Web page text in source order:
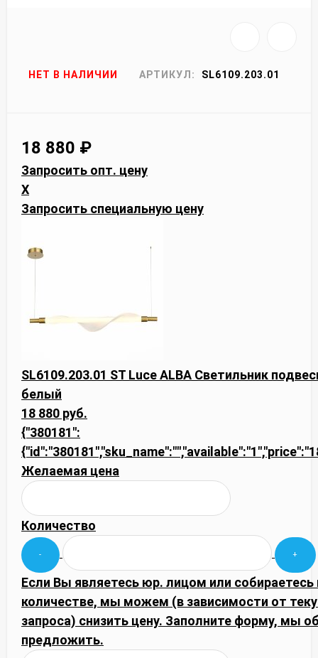
НЕТ В НАЛИЧИИ АРТИКУЛ: SL6109.203.01
18 880 ₽
Запросить опт. цену
X
Запросить специальную цену
SL6109.203.01 ST Luce ALBA Светильник
белый
18 880 руб.
{"380181":
Желаемая цена
Количество
Если Вы являетесь юр. лицом или
количестве, мы можем (в зависимости от
запроса) снизить цену. Заполните форму, мы
предложить.